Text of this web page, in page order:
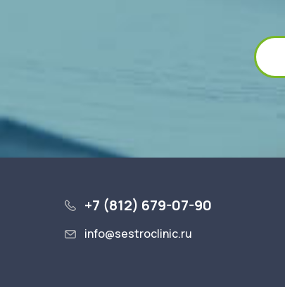
+7 (812) 679-07-90
info@sestroclinic.ru